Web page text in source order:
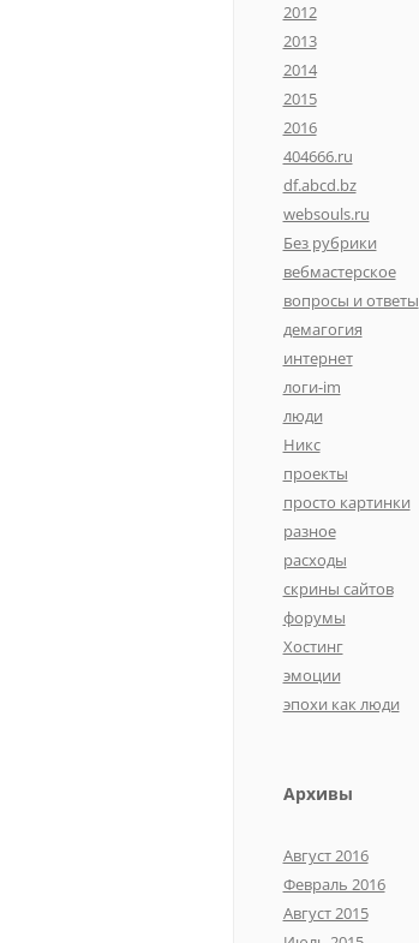
2012
2013
2014
2015
2016
404666.ru
df.abcd.bz
websouls.ru
Без рубрики
вебмастерское
вопросы и ответы
демагогия
интернет
логи-im
люди
Никс
проекты
просто картинки
разное
расходы
скрины сайтов
форумы
Хостинг
эмоции
эпохи как люди
Архивы
Август 2016
Февраль 2016
Август 2015